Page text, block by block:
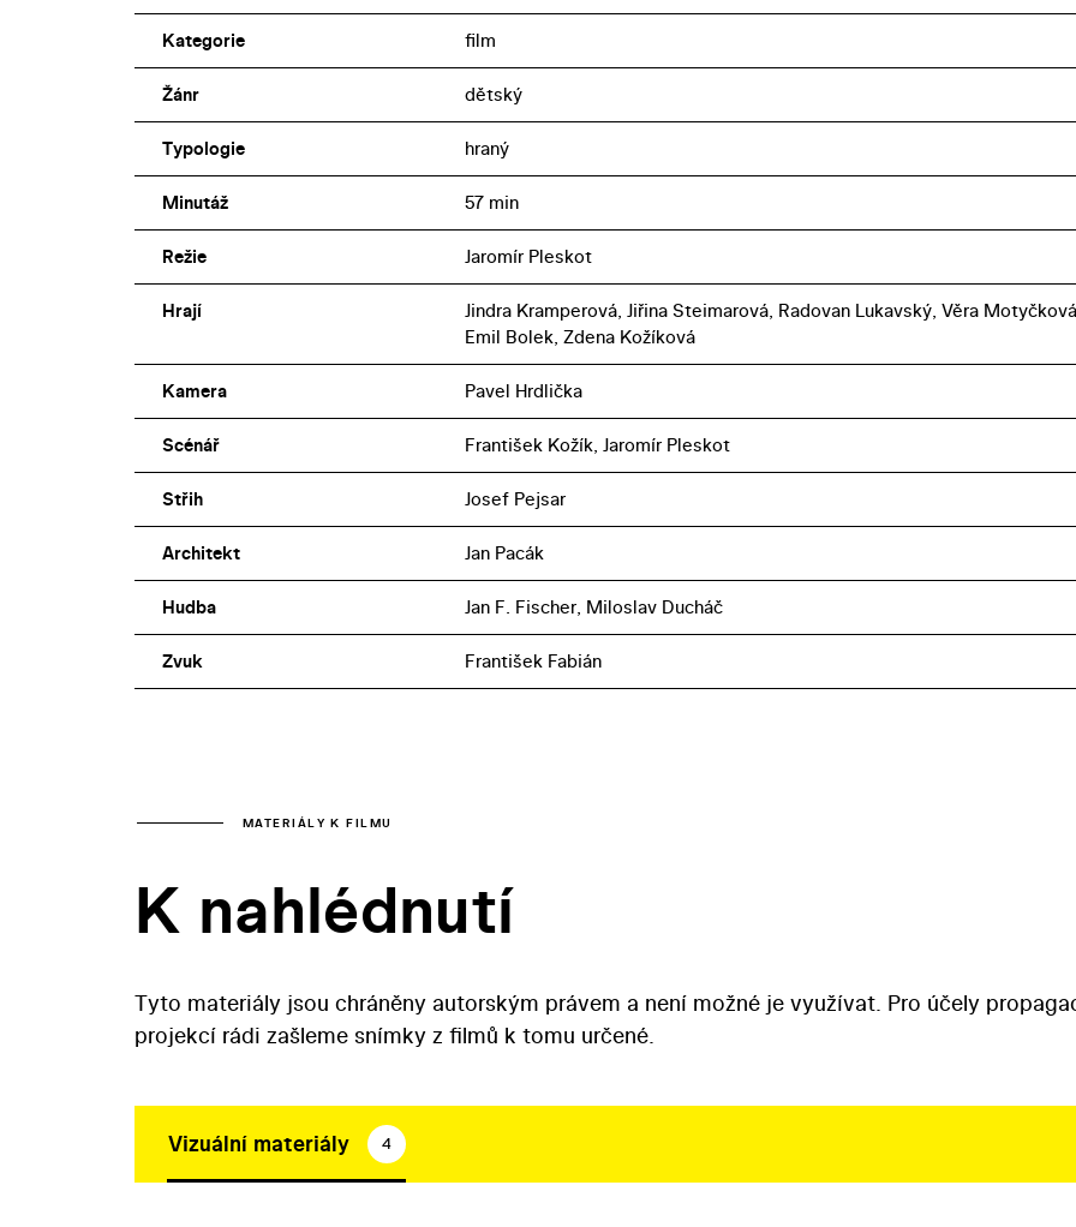
Kategorie film
Žánr dětský
Typologie hraný
Minutáž 57 min
Režie Jaromír Pleskot
Hrají
Jindra Kramperová, Jiřina Steimarová, Radovan Lukavský, Věra
Emil Bolek, Zdena Kožíková
Kamera Pavel Hrdlička
Scénář František Kožík, Jaromír Pleskot
Střih Josef Pejsar
Architekt Jan Pacák
Hudba Jan F. Fischer, Miloslav Ducháč
Zvuk František Fabián
MATERIÁLY K FILMU
K nahlédnutí
Tyto materiály jsou chráněny autorským právem a není možné je využívat. Pro účely
projekcí rádi zašleme snímky z filmů k tomu určené.
Vizuální materiály 4